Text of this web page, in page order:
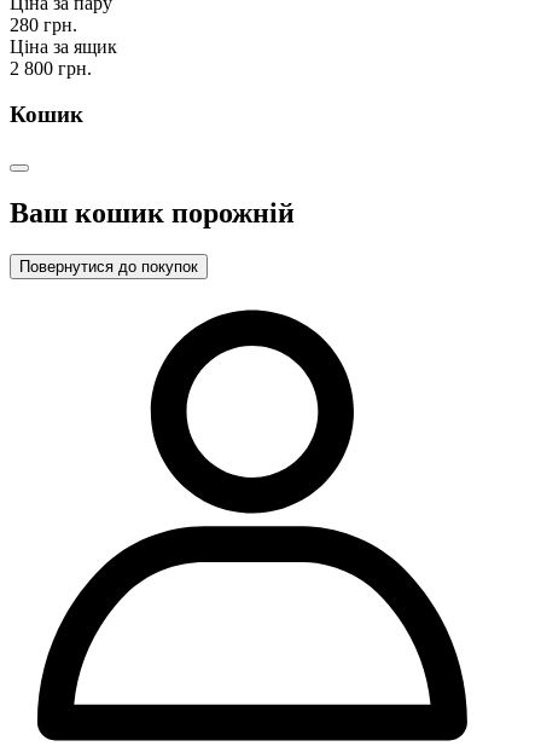
280 грн.
Ціна за ящик
2 800 грн.
Кошик
Ваш кошик порожній
Повернутися до покупок